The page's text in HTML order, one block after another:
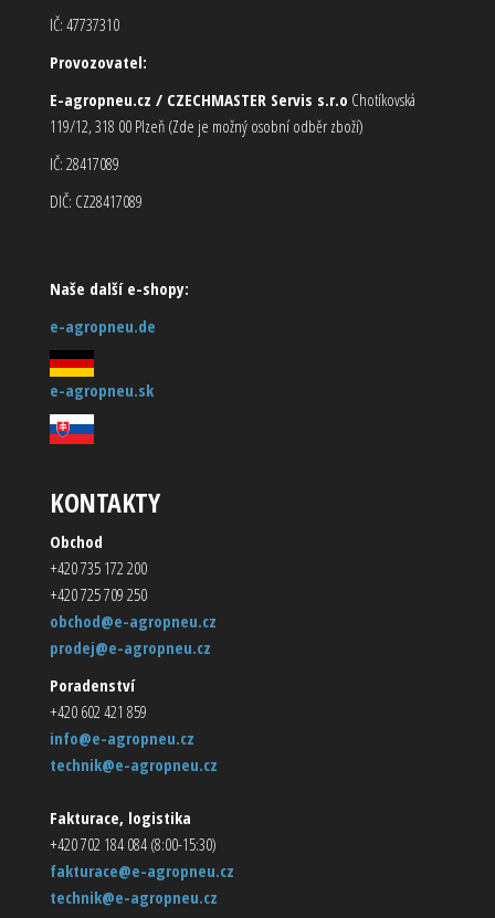
IČ: 47737310
Provozovatel:
E-agropneu.cz / CZECHMASTER Servis s.r.o Chotíkovská
119/12, 318 00 Plzeň (Zde je možný osobní odběr zboží)
IČ: 28417089
DIČ: CZ28417089
Naše další e-shopy:
e-agropneu.de
e-agropneu.sk
KONTAKTY
Obchod
+420 735 172 200
+420 725 709 250
obchod@e-agropneu.cz
prodej@e-agropneu.cz
Poradenství
+420 602 421 859
info@e-agropneu.cz
technik@e-agropneu.cz
Fakturace, logistika
+420 702 184 084 (8:00-15:30)
fakturace@e-agropneu.cz
technik@e-agropneu.cz